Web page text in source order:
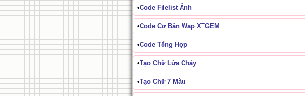
•Code Filelist Ảnh
•Code Cơ Bản Wap XTGEM
•Code Tổng Hợp
•Tạo Chữ Lửa Cháy
•Tạo Chữ 7 Màu